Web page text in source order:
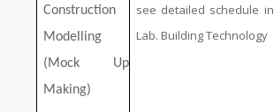
Construction
Modelling
(Mock Up
Making)
see detailed schedule in
Lab. Building Technology